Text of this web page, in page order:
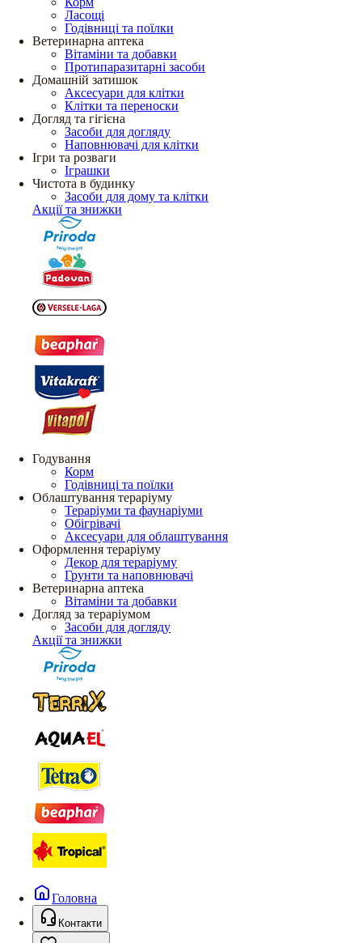
Ласощі
Годівниці та поїлки
Ветеринарна аптека
Вітаміни та добавки
Протипаразитарні засоби
Домашній затишок
Аксесуари для клітки
Клітки та переноски
Догляд та гігієна
Засоби для догляду
Наповнювачі для клітки
Ігри та розваги
Іграшки
Чистота в будинку
Засоби для дому та клітки
Акції та знижки
Годування
Корм
Годівниці та поїлки
Облаштування тераріуму
Тераріуми та фаунаріуми
Обігрівачі
Аксесуари для облаштування
Оформлення тераріуму
Декор для тераріуму
Грунти та наповнювачі
Ветеринарна аптека
Вітаміни та добавки
Догляд за тераріумом
Засоби для догляду
Акції та знижки
Головна
Контакти